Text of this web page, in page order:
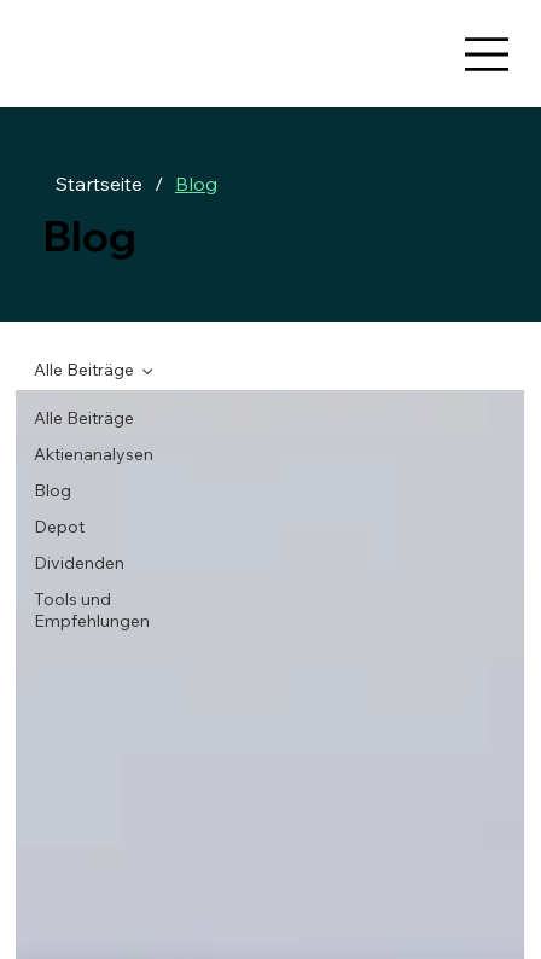
Startseite / Blog
Blog
Alle Beiträge
Aktienanalysen
Blog
Depot
Dividenden
Tools und
Empfehlungen
Alle Beiträge